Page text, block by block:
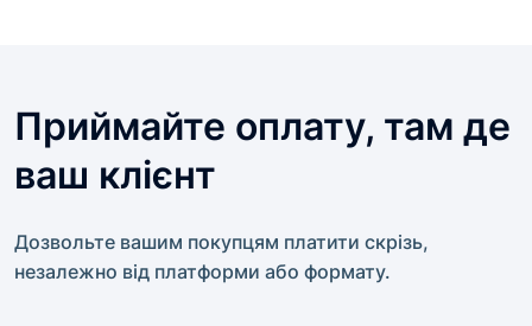
Приймайте оплату, там де
ваш клієнт
Дозвольте вашим покупцям платити скрізь,
незалежно від платформи або формату.